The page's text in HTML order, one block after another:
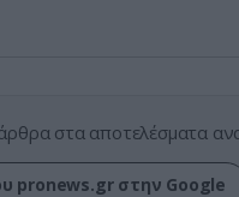
στα αποτελέσματα
pronews.gr στην Google